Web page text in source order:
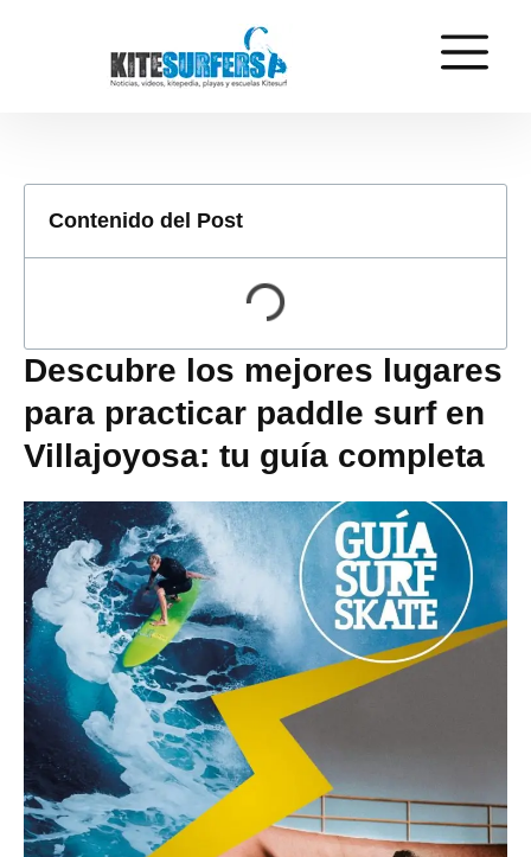
Descubre los mejores lugares
para practicar paddle surf en
Villajoyosa: tu guía completa
Contenido del Post